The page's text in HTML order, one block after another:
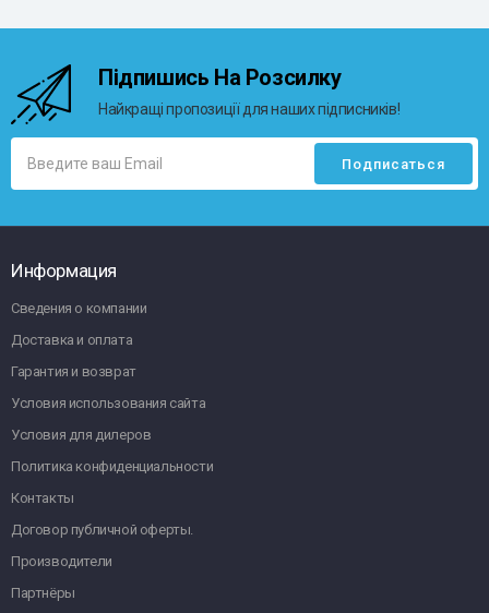
Підпишись На Розсилку
Найкращі пропозиції для наших підписників!
Информация
Сведения о компании
Доставка и оплата
Гарантия и возврат
Условия использования сайта
Условия для дилеров
Политика конфиденциальности
Контакты
Договор публичной оферты.
Производители
Партнёры